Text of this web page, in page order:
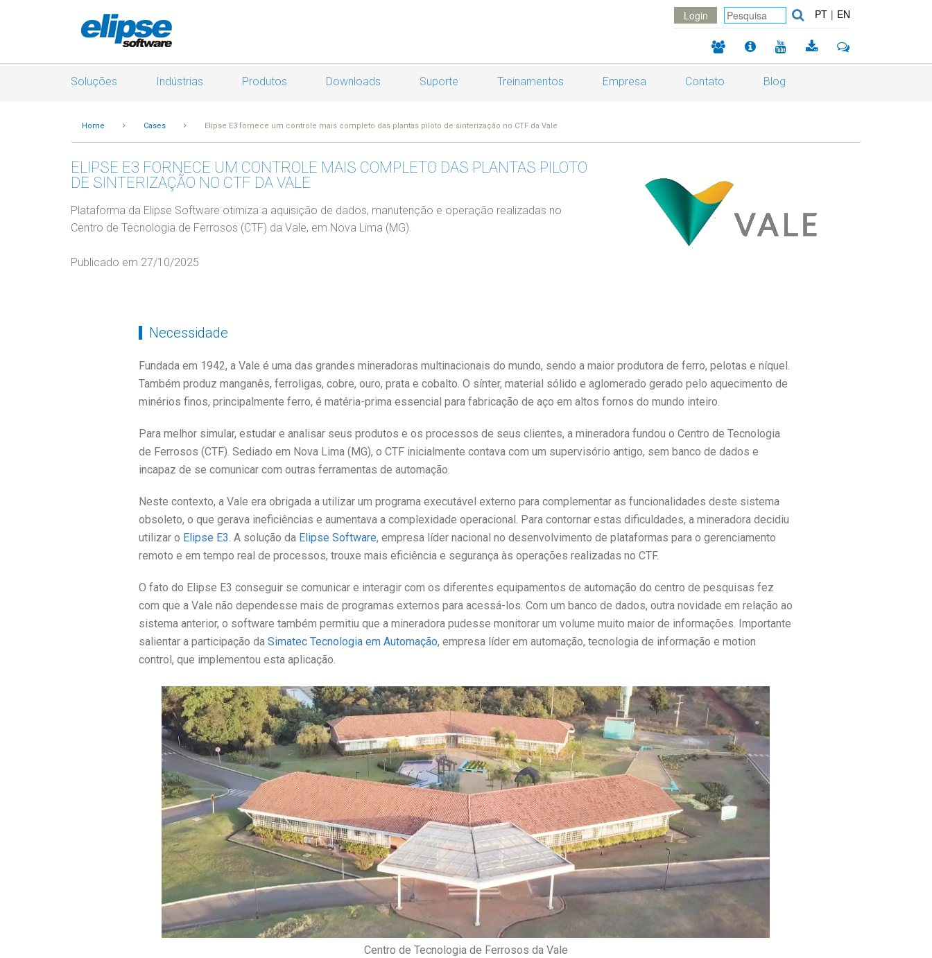
Login PT | EN
Soluções Indústrias Produtos Downloads Suporte Treinamentos Empresa Contato Blog
Home Cases Elipse E3 fornece um controle mais completo das plantas piloto de sinterização no CTF da Vale
ELIPSE E3 FORNECE UM CONTROLE MAIS COMPLETO DAS PLANTAS PILOTO
DE SINTERIZAÇÃO NO CTF DA VALE
Plataforma da Elipse Software otimiza a aquisição de dados, manutenção e operação realizadas no
Centro de Tecnologia de Ferrosos (CTF) da Vale, em Nova Lima (MG).
Publicado em 27/10/2025
Necessidade
Fundada em 1942, a Vale é uma das grandes mineradoras multinacionais do mundo, sendo a maior produtora de ferro, pelotas e níquel.
Também produz manganês, ferroligas, cobre, ouro, prata e cobalto. O sínter, material sólido e aglomerado gerado pelo aquecimento de
minérios finos, principalmente ferro, é matéria-prima essencial para fabricação de aço em altos fornos do mundo inteiro.
Para melhor simular, estudar e analisar seus produtos e os processos de seus clientes, a mineradora fundou o Centro de Tecnologia
de Ferrosos (CTF). Sediado em Nova Lima (MG), o CTF inicialmente contava com um supervisório antigo, sem banco de dados e
incapaz de se comunicar com outras ferramentas de automação.
Neste contexto, a Vale era obrigada a utilizar um programa executável externo para complementar as funcionalidades deste sistema
obsoleto, o que gerava ineficiências e aumentava a complexidade operacional. Para contornar estas dificuldades, a mineradora decidiu
utilizar o Elipse E3. A solução da Elipse Software, empresa líder nacional no desenvolvimento de plataformas para o gerenciamento
remoto e em tempo real de processos, trouxe mais eficiência e segurança às operações realizadas no CTF.
O fato do Elipse E3 conseguir se comunicar e interagir com os diferentes equipamentos de automação do centro de pesquisas fez
com que a Vale não dependesse mais de programas externos para acessá-los. Com um banco de dados, outra novidade em relação ao
sistema anterior, o software também permitiu que a mineradora pudesse monitorar um volume muito maior de informações. Importante
salientar a participação da Simatec Tecnologia em Automação, empresa líder em automação, tecnologia de informação e motion
control, que implementou esta aplicação.
Centro de Tecnologia de Ferrosos da Vale